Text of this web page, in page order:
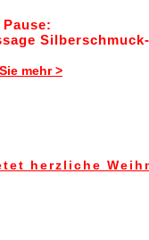
mehr >
herzliche